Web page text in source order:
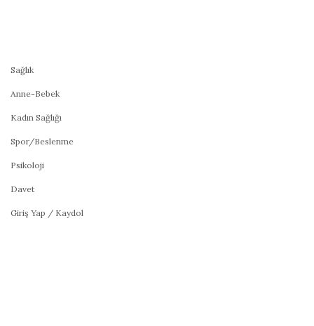
Sağlık
Anne-Bebek
Kadın Sağlığı
Spor/Beslenme
Psikoloji
Davet
Giriş Yap / Kaydol